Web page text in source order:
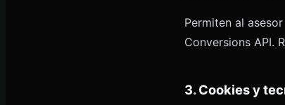
Permiten al
Conversions API.
3. Cookies y